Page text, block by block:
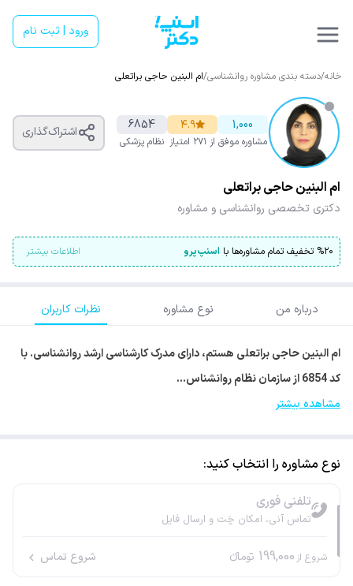
ورود | ثبت نام
خانه/دسته بندی مشاوره روانشناسی/ام البنین حاجی براتعلی
1,000
مشاوره موفق
۴.۹
از ۲۷۱ امتیاز
6854
نظام پزشکی
اشتراک‌گذاری
ام البنین حاجی براتعلی
دکتری تخصصی روانشناسی و مشاوره
%۲۰ تخفیف تمام مشاوره‌ها با اسنپ‌پرو اطلاعات بیشتر
درباره من نوع مشاوره نظرات کاربران
ام البنین حاجی براتعلی هستم، دارای مدرک کارشناسی ارشد روانشناسی. با
کد 6854 از سازمان نظام روانشناس…
مشاهده بیشتر
نوع مشاوره را انتخاب کنید:
تلفنی فوری
تماس آنی، امکان چَت و ارسال فایل
شروع از 199,000 تومانء شروع تماس